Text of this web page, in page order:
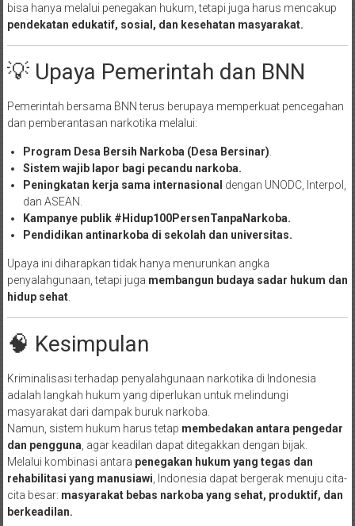
bisa hanya melalui penegakan hukum, tetapi juga harus mencakup
pendekatan edukatif, sosial, dan kesehatan masyarakat.
💡 Upaya Pemerintah dan BNN
Pemerintah bersama BNN terus berupaya memperkuat pencegahan
dan pemberantasan narkotika melalui:
Program Desa Bersih Narkoba (Desa Bersinar)
Sistem wajib lapor bagi pecandu narkoba.
Peningkatan kerja sama internasional dengan UNODC, Interpol,
dan ASEAN.
Kampanye publik #Hidup100PersenTanpaNarkoba.
Pendidikan antinarkoba di sekolah dan universitas.
Upaya ini diharapkan tidak hanya menurunkan angka
penyalahgunaan, tetapi juga membangun budaya sadar hukum dan
hidup sehat.
🧠 Kesimpulan
Kriminalisasi terhadap penyalahgunaan narkotika di Indonesia
adalah langkah hukum yang diperlukan untuk melindungi
masyarakat dari dampak buruk narkoba.
Namun, sistem hukum harus tetap membedakan antara pengedar
dan pengguna , agar keadilan dapat ditegakkan dengan bijak.
Melalui kombinasi antara penegakan hukum yang tegas dan
rehabilitasi yang manusiawi , Indonesia dapat bergerak menuju cita-
cita besar: masyarakat bebas narkoba yang sehat, produktif, dan
berkeadilan.